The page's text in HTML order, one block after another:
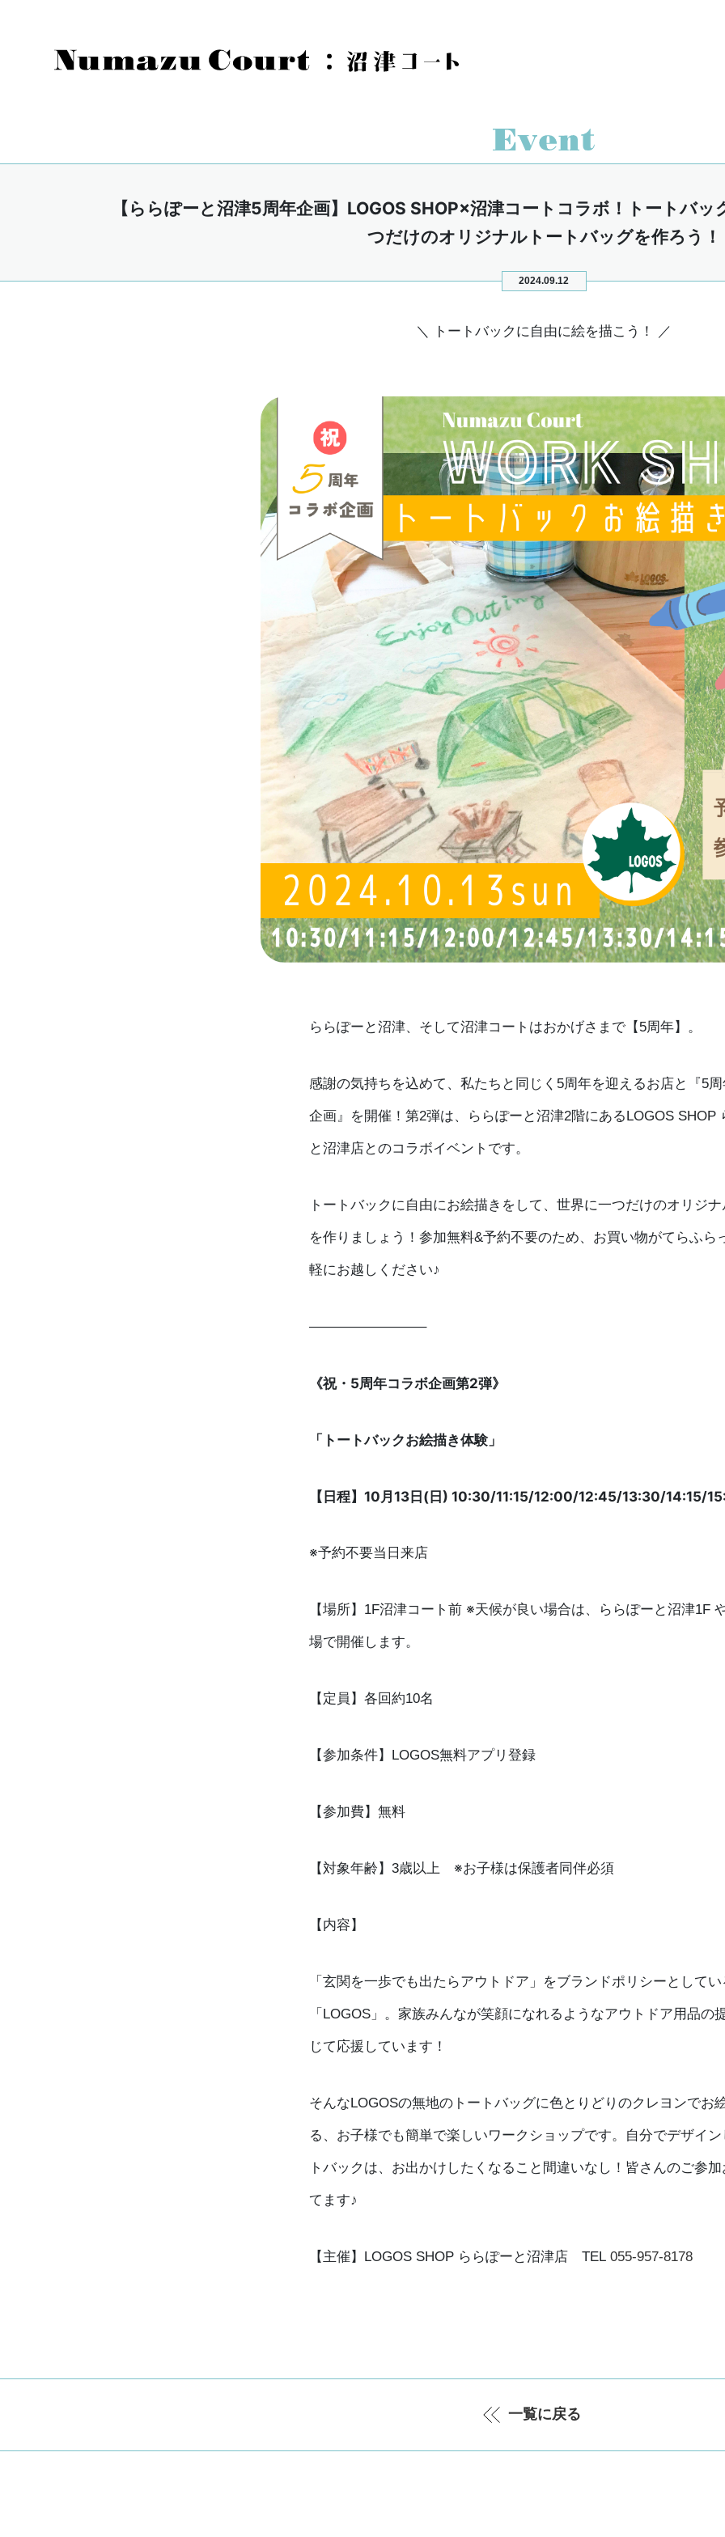
【ららぽーと沼津5周年企画】LOGOS SHOP×沼津コートコラボ！トートバ
つだけのオリジナルトートバッグを作ろう！
2024.09.12
＼ トートバックに自由に絵を描こう！ ／
ららぽーと沼津、そして沼津コートはおかげさまで【5周年】。
感謝の気持ちを込めて、私たちと同じく5周年を迎えるお店と『5
企画』を開催！第2弾は、ららぽーと沼津2階にあるLOGOS SHOP
と沼津店とのコラボイベントです。
トートバックに自由にお絵描きをして、世界に一つだけのオリジ
を作りましょう！参加無料&予約不要のため、お買い物がてらふら
軽にお越しください♪
————————–
《祝・5周年コラボ企画第2弾》
「トートバックお絵描き体験」
【日程】10月13日(日) 10:30/11:15/12:00/12:45/13:30/14:15/
※予約不要当日来店
【場所】1F沼津コート前 ※天候が良い場合は、ららぽーと沼津1F
場で開催します。
【定員】各回約10名
【参加条件】LOGOS無料アプリ登録
【参加費】無料
【対象年齢】3歳以上 ※お子様は保護者同伴必須
【内容】
「玄関を一歩でも出たらアウトドア」をブランドポリシーとしてい
「LOGOS」。家族みんなが笑顔になれるようなアウトドア用品の
じて応援しています！
そんなLOGOSの無地のトートバッグに色とりどりのクレヨンでお
る、お子様でも簡単で楽しいワークショップです。自分でデザイ
トバックは、お出かけしたくなること間違いなし！皆さんのご参
てます♪
【主催】LOGOS SHOP ららぽーと沼津店 TEL 055-957-8178
一覧に戻る